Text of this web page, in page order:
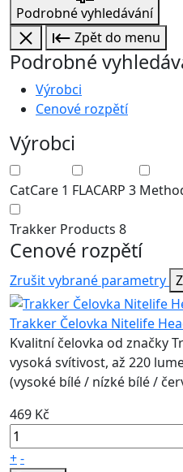
Podrobné vyhledávání
Zpět do menu
Podrobné
Výrobci
Cenové rozpětí
Výrobci
CatCare 1 FLACARP 3
Trakker Products 8
Cenové rozpětí
Zrušit vybrané parametry
Trakker Čelovka Nitelife
Kvalitní čelovka od značky
vysoká svítivost, až 220
(vysoké bílé / nízké bílé /
469 Kč
+-